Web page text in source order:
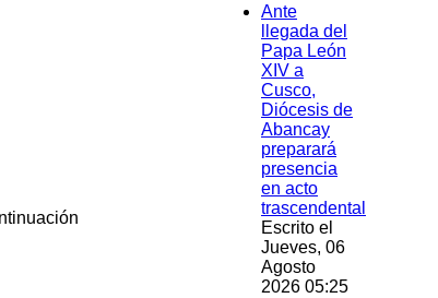
Ante
llegada del
Papa León
XIV a
Cusco,
Diócesis de
Abancay
preparará
presencia
en acto
trascendental
Escrito el
Jueves, 06
Agosto
2026 05:25